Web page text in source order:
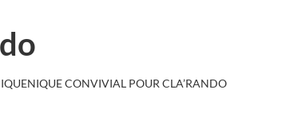
CONVIVIAL POUR CLA’RANDO